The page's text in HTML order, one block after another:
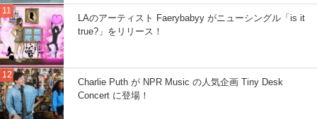
LAのアーティスト Faerybabyy がニューシングル「is it
true?」をリリース！
Charlie Puth が NPR Music の人気企画 Tiny Desk
Concert に登場！